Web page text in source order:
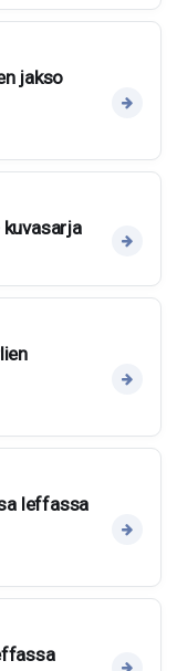
jakso
kuvasarja
leffassa